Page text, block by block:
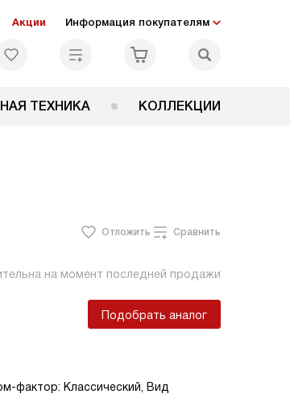
Акции Информация покупателям
ТЕХНИКА КОЛЛЕКЦИИ
Отложить Сравнить
на момент последней продажи
Подобрать аналог
фактор: Классический, Вид